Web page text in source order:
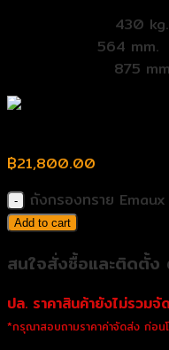
430 kg.
564 mm.
875
฿21,800.00
ถังกรองทราย
Add to cart
สนใจสั่งซื้อและติดตั้
ปล. ราคาสินค้ายังไม่รวมจั
*กรุณาสอบถามราคาค่าจัดส่ง ก่อน